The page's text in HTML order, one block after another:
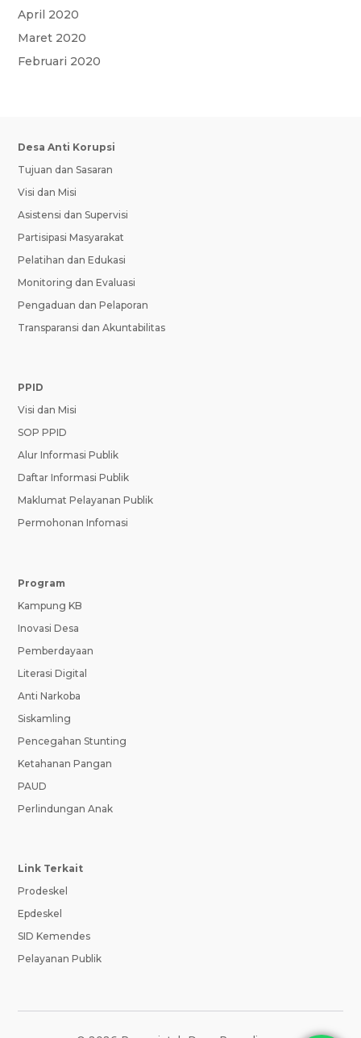
April 2020
Maret 2020
Februari 2020
Desa Anti Korupsi
Tujuan dan Sasaran
Visi dan Misi
Asistensi dan Supervisi
Partisipasi Masyarakat
Pelatihan dan Edukasi
Monitoring dan Evaluasi
Pengaduan dan Pelaporan
Transparansi dan Akuntabilitas
PPID
Visi dan Misi
SOP PPID
Alur Informasi Publik
Daftar Informasi Publik
Maklumat Pelayanan Publik
Permohonan Infomasi
Program
Kampung KB
Inovasi Desa
Pemberdayaan
Literasi Digital
Anti Narkoba
Siskamling
Pencegahan Stunting
Ketahanan Pangan
PAUD
Perlindungan Anak
Link Terkait
Prodeskel
Epdeskel
SID Kemendes
Pelayanan Publik